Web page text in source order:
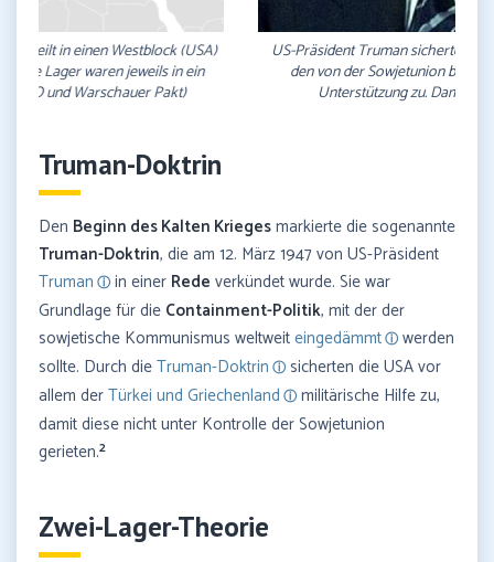
US-Präsident Truman sicherte mit der "Truman-Doktrin" (1947)
den von der Sowjetunion bedrohten Völkern militärische
Unterstützung zu. Damit begann der Kalte Krieg
Truman-Doktrin
Den Beginn des Kalten Kriegesmarkierte die sogenannte
Truman-Doktrin, die am 12. März 1947 von US-Präsident
Truman
in einer Rede verkündet wurde. Sie war
Grundlage für die Containment-Politik, mit der der
sowjetische Kommunismus weltweiteingedämmt
werden
sollte. Durch dieTruman-Doktrin
sicherten die USA vor
allem derTürkei und Griechenland
militärische Hilfe zu,
damit diese nicht unter Kontrolle der Sowjetunion
gerieten.2
Zwei-Lager-Theorie